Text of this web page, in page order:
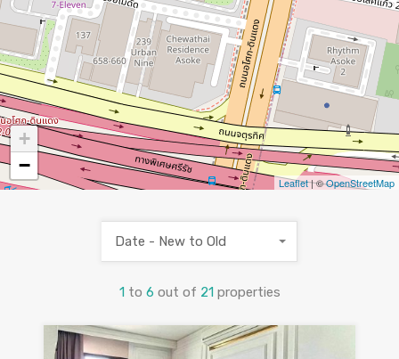
+
−
Leaflet| ©OpenStreetMap
1 to 6 out of 21 properties
Date - New to Old